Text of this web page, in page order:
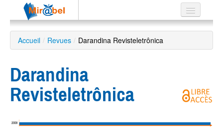
Le réseau
Soutien
Recherche
Accueil / Revues / Darandina Revisteletrônica
Darandina
Revisteletrônica
2008